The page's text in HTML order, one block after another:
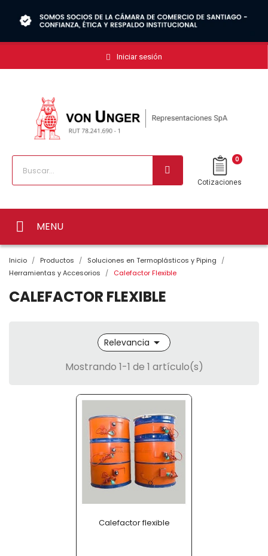
Iniciar sesión
0
Cotizaciones
MENU
Inicio Productos
Soluciones en Termoplásticos y Piping
Herramientas y Accesorios
Calefactor Flexible
CALEFACTOR FLEXIBLE
Relevancia 
Mostrando 1-1 de 1 artículo(s)
Calefactor flexible